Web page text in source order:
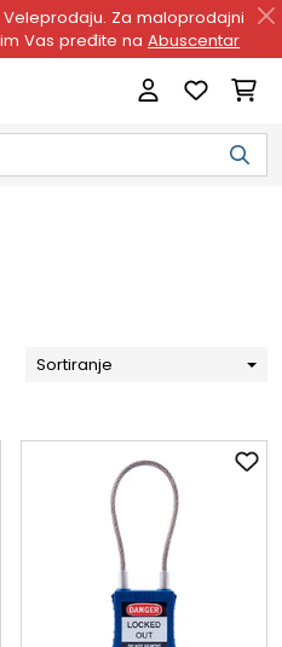
Za maloprodajni
Vas pređite na Abuscentar
Sortiranje